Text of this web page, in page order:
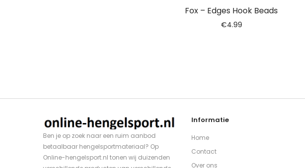
Fox – Edges Hook Beads
€4.99
Ben je op zoek naar een ruim aanbod
betaalbaar hengelsportmateriaal? Op
Online-hengelsport.nl tonen wij duizenden
Informatie
Home
Contact
Over ons